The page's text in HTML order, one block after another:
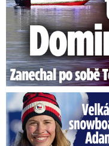
Velká soupeřka